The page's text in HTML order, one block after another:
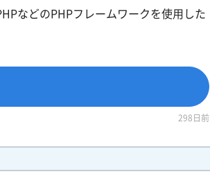
などのPHPフレームワークを使用した
298日前